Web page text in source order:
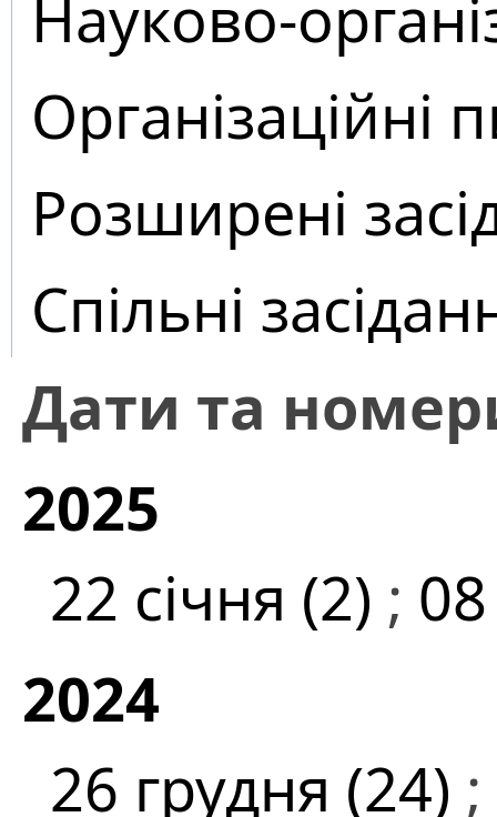
Науково-
Організаційні
Розширені
Спільні
Дати та
2025
22 січня (2) ;
2024
26 грудня (24) ;